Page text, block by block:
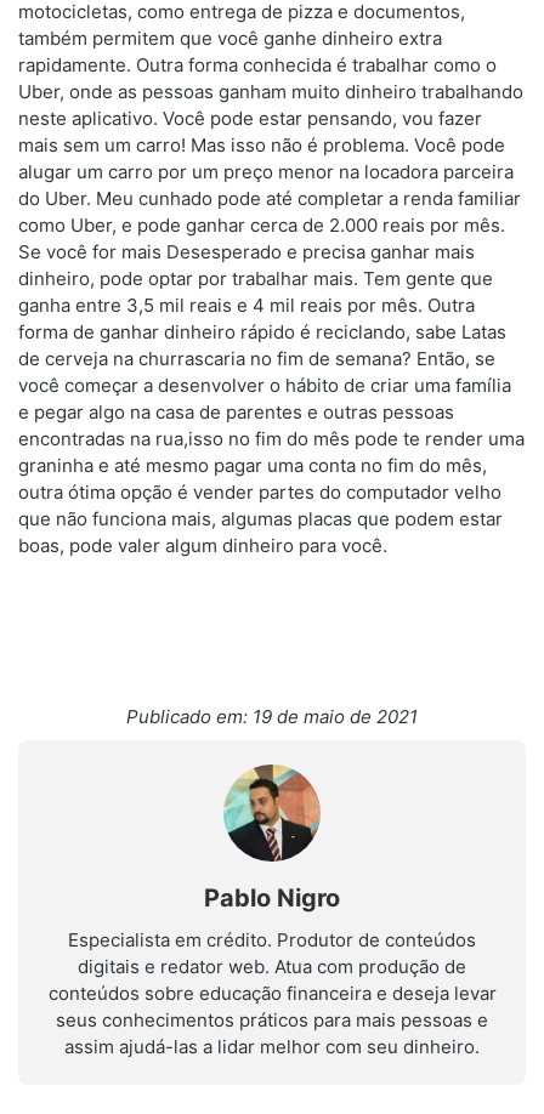
motocicletas, como entrega de pizza e documentos,
também permitem que você ganhe dinheiro extra
rapidamente. Outra forma conhecida é trabalhar como o
Uber, onde as pessoas ganham muito dinheiro trabalhando
neste aplicativo. Você pode estar pensando, vou fazer
mais sem um carro! Mas isso não é problema. Você pode
alugar um carro por um preço menor na locadora parceira
do Uber. Meu cunhado pode até completar a renda familiar
como Uber, e pode ganhar cerca de 2.000 reais por mês.
Se você for mais Desesperado e precisa ganhar mais
dinheiro, pode optar por trabalhar mais. Tem gente que
ganha entre 3,5 mil reais e 4 mil reais por mês. Outra
forma de ganhar dinheiro rápido é reciclando, sabe Latas
de cerveja na churrascaria no fim de semana? Então, se
você começar a desenvolver o hábito de criar uma família
e pegar algo na casa de parentes e outras pessoas
encontradas na rua,isso no fim do mês pode te render uma
graninha e até mesmo pagar uma conta no fim do mês,
outra ótima opção é vender partes do computador velho
que não funciona mais, algumas placas que podem estar
boas, pode valer algum dinheiro para você.
Publicado em: 19 de maio de 2021
Pablo Nigro
Especialista em crédito. Produtor de conteúdos
digitais e redator web. Atua com produção de
conteúdos sobre educação financeira e deseja levar
seus conhecimentos práticos para mais pessoas e
assim ajudá-las a lidar melhor com seu dinheiro.